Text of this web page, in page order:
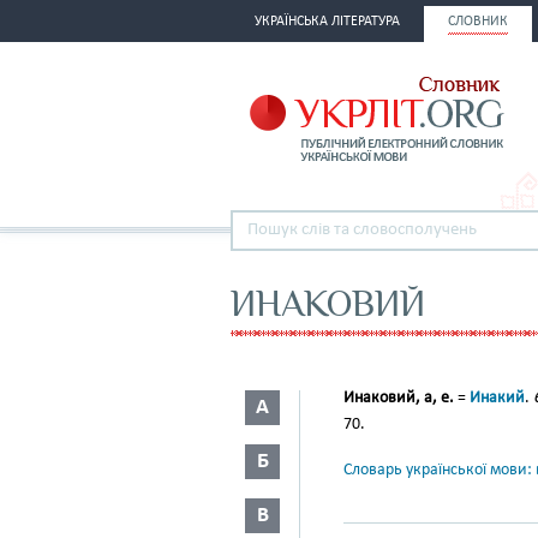
УКРАЇНСЬКА ЛІТЕРАТУРА СЛОВНИК
ИНАКОВИЙ
А
Б
В
Инаковий, а, е. = Инакий.
70.
Словарь української